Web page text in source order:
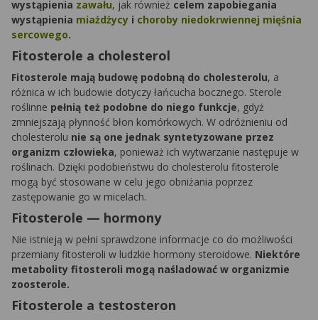
wystąpienia zawału, jak również celem zapobiegania
wystąpienia miażdżycy i choroby niedokrwiennej mięśnia
sercowego.
Fitosterole a cholesterol
Fitosterole mają budowę podobną do cholesterolu, a
różnica w ich budowie dotyczy łańcucha bocznego. Sterole
roślinne pełnią też podobne do niego funkcje, gdyż
zmniejszają płynność błon komórkowych. W odróżnieniu od
cholesterolu nie są one jednak syntetyzowane przez
organizm człowieka, ponieważ ich wytwarzanie następuje w
roślinach. Dzięki podobieństwu do cholesterolu fitosterole
mogą być stosowane w celu jego obniżania poprzez
zastępowanie go w micelach.
Fitosterole — hormony
Nie istnieją w pełni sprawdzone informacje co do możliwości
przemiany fitosteroli w ludzkie hormony steroidowe. Niektóre
metabolity fitosteroli mogą naśladować w organizmie
zoosterole.
Fitosterole a testosteron